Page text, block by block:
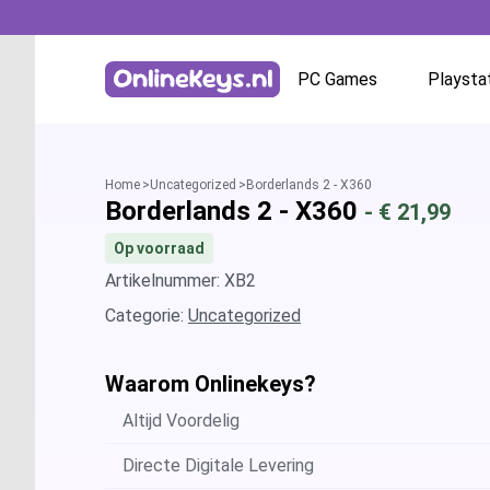
PC Games
GOG.com
Ubisoft / Uplay
Home Uncategorized Borderlands 2 - X360
Borderlands 2 - X360 - € 21,99
Op voorraad
Artikelnummer: XB2
Categorie: Uncategorized
Waarom Onlinekeys?
Altijd Voordelig
Directe Digitale Levering